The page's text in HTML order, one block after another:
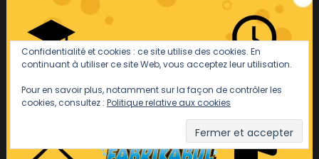
Confidentialité et cookies : ce site utilise des cookies. En
continuant à utiliser ce site Web, vous acceptez leur utilisation.
Pour en savoir plus, notamment sur la façon de contrôler les
cookies, consultez : Politique relative aux cookies